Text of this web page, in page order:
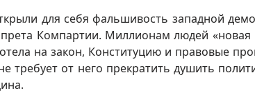
для себя фальшивость западной
Компартии. Миллионам людей «новая
на закон, Конституцию и правовые
требует от него прекратить душить